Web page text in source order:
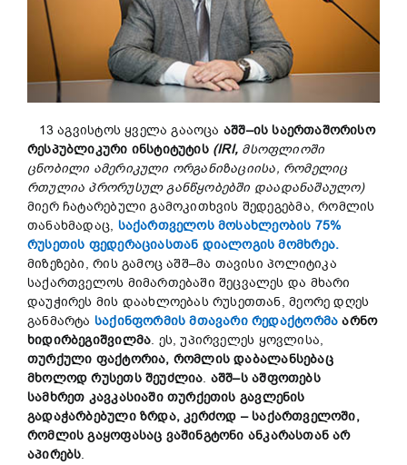
13 აგვისტოს ყველა გააოცა აშშ–ისსაერთაშორისო
რესპუბლიკური ინსტიტუტის (IRI, მსოფლიოში
ცნობილი ამერიკული ორგანიზაციისა, რომელიც
რთულია პრორუსულგანწყობებში დაადანაშაულო)
მიერ ჩატარებული გამოკითხვის შედეგებმა, რომლის
თანახმადაც, საქართველოს მოსახლეობის 75%
რუსეთის ფედერაციასთან დიალოგის მომხრეა.
მიზეზები, რის გამოც აშშ–მა თავისი პოლიტიკა
საქართველოს მიმართებაში შეცვალეს და მხარი
დაუჭირეს მის დაახლოებას რუსეთთან, მეორე დღეს
განმარტა საქინფორმის მთავარი რედაქტორმა არნო
ხიდირბეგიშვილმა. ეს, უპირველეს ყოვლისა,
თურქული ფაქტორია, რომლისდაბალანსებაც
მხოლოდრუსეთს შეუძლია. აშშ–ს აშფოთებს
სამხრეთ კავკასიაში თურქეთის გავლენის
გადაჭარბებული ზრდა,კერძოდ –საქართველოში,
რომლის გაყოფასაც ვაშინგტონი ანკარასთანარ
აპირებს.